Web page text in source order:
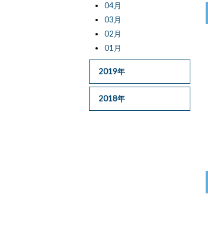
04月
03月
02月
01月
2019年
2018年